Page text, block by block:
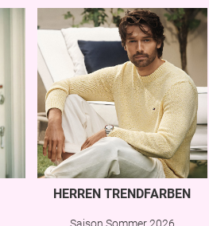
HERREN TRENDFARBEN